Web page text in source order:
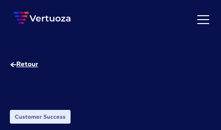
Retour
Customer Success